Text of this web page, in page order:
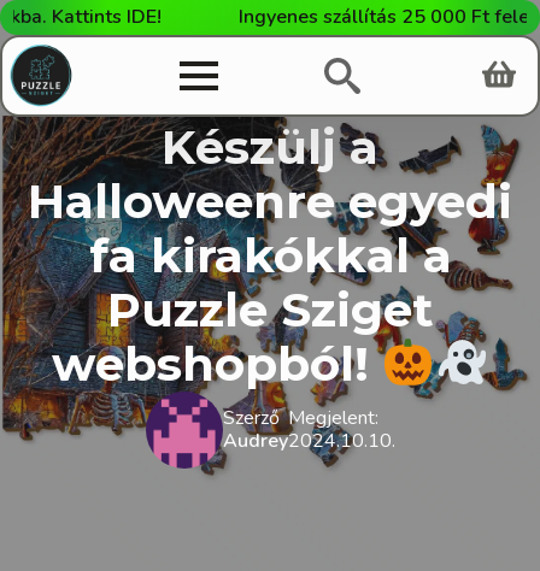
Kattints IDE! Ingyenes szállítás 25 000 Ft feletti
Készülj a
Halloweenre egyedi
fa kirakókkal a
Puzzle Sziget
webshopból!
Szerző
Audrey
Megjelent:
2024.10.10.